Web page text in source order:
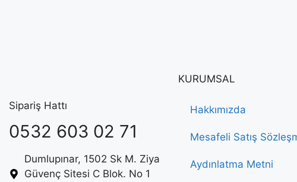
Sipariş Hattı
0532 603 02 71
Dumlupınar, 1502 Sk M. Ziya
Güvenç Sitesi C Blok. No 1
KURUMSAL
Hakkımızda
Mesafeli Satış
Aydınlatma Metni